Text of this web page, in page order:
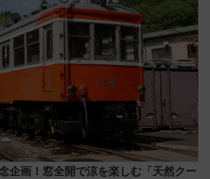
企画！窓全開で涼を楽しむ「天然クー